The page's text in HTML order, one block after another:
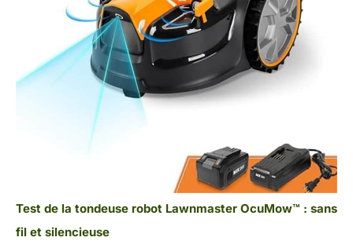
Test de la tondeuse robot Lawnmaster OcuMow™ : sans
fil et silencieuse